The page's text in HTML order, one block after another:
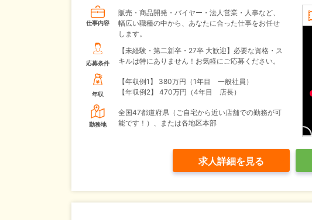
仕事内容
販売・商品開発・バイヤー・法人営業・人事など、
幅広い職種の中から、あなたに合った仕事をお任せ
します。
応募条件
【未経験・第二新卒・27卒 大歓迎】必要な資格・ス
キルは特にありません！お気軽にご応募ください。
年収
【年収例1】
380万円（1年目 一般社員）
【年収例2】
470万円（4年目 店長）
勤務地
全国47都道府県（ご自宅から近い店舗での勤務が可
能です！）、または各地区本部
求人詳細を見る